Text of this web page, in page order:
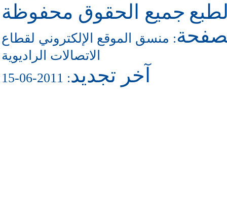
جميع الحقوق محفوظة
: منسق الموقع الإلكتروني لقطاع
الاتصالات الراديوية
آخر تجديد: 2011-06-15